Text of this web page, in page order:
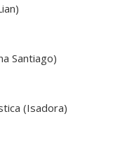
Santiago)
(Isadora)